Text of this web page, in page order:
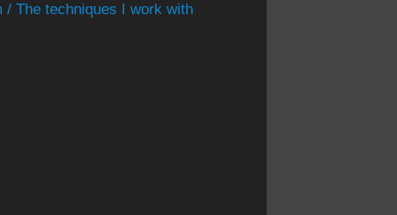
/ The techniques I work with